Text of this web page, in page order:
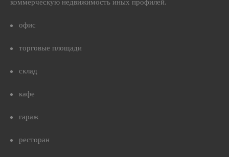
коммерческую недвижимость иных профилей.
офис
торговые площади
склад
кафе
гараж
ресторан